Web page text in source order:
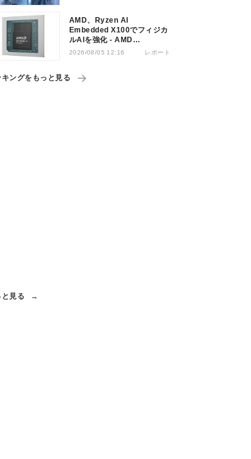
AMD、Ryzen AI
Embedded X100でフィジカ
ルAIを強化 - AMD
Advancing AI 2026
2026/08/05 12:16 レポート
キングをもっと見る
と見る